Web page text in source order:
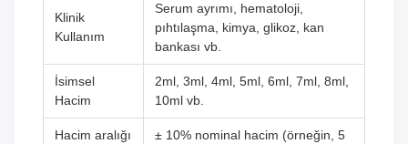
Klinik
Kullanım
Serum ayrımı, hematoloji,
pıhtılaşma, kimya, glikoz, kan
bankası vb.
İsimsel
Hacim
2ml, 3ml, 4ml, 5ml, 6ml, 7ml, 8ml,
10ml vb.
Hacim aralığı
± 10% nominal hacim (örneğin, 5